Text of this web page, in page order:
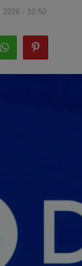
2026 - 10:50